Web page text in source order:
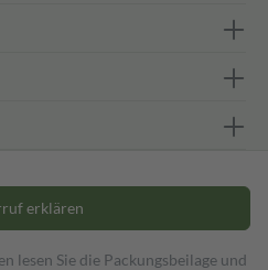
erklären
lesen Sie die Packungsbeilage und